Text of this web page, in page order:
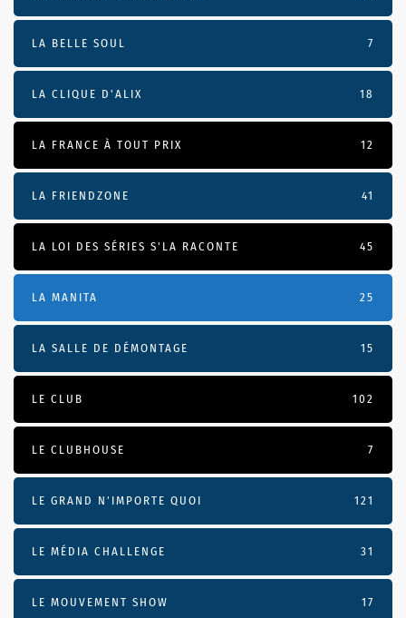
LA BELLE SOUL 7
LA CLIQUE D'ALIX 18
LA FRANCE À TOUT PRIX 12
LA FRIENDZONE 41
LA LOI DES SÉRIES S'LA RACONTE 45
LA MANITA 25
LA SALLE DE DÉMONTAGE 15
LE CLUB 102
LE CLUBHOUSE 7
LE GRAND N’IMPORTE QUOI 121
LE MÉDIA CHALLENGE 31
LE MOUVEMENT SHOW 17